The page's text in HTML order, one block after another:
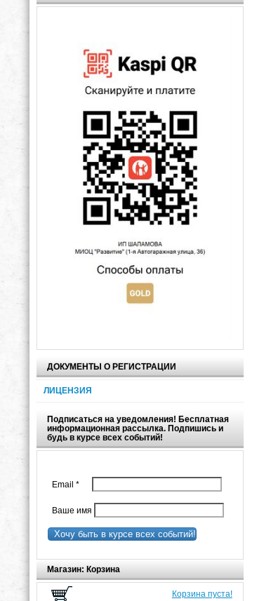
ДОКУМЕНТЫ О РЕГИСТРАЦИИ
ЛИЦЕНЗИЯ
Подписаться на уведомления! Бесплатная
информационная рассылка. Подпишись и
будь в курсе всех событий!
Email *
Ваше имя
Хочу быть в курсе всех событий!
Магазин: Корзина
Корзина пуста!